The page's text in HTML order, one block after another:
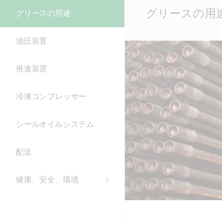
グリースの用途
油圧装置
推進装置
冷凍コンプレッサー
シールオイルシステム
配送
健康、安全、環境
Contentグリースの用